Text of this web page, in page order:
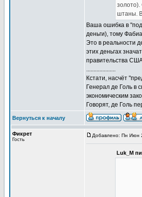
золото).
штаны.
Ваша ошибка в
деньги), тому
Это в реальности
этих деньгах
правительства
....................
Кстати, насчёт
Генерал де Голь в
экономическим
Говорят, де Голь
Вернуться к началу
Фикрет
Гость
Добавлено: Пн Июн
Luk_M